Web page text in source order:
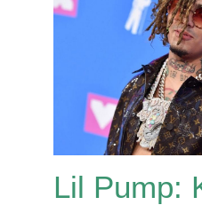
Lil Pump: